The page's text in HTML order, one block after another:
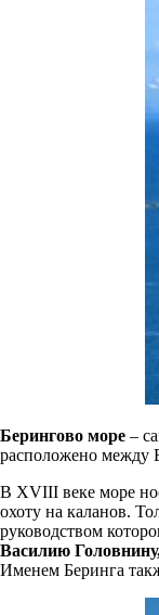
Берингово море –
расположено между
В XVIII веке море
охоту на каланов.
руководством
Василию
Именем Беринга